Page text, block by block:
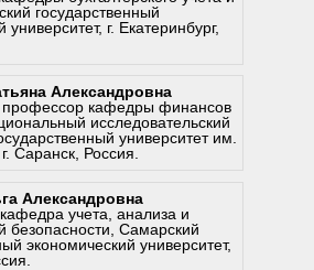
кадров и развитие
и партнерство в
инновациях.
государственный
университет, г. Екатеринбург,
Александровна
учета, анализа и
безопасности, Самарский
экономический университет,
Александровна
профессор кафедры финансов
исследовательский
университет им.
Саранск, Россия.